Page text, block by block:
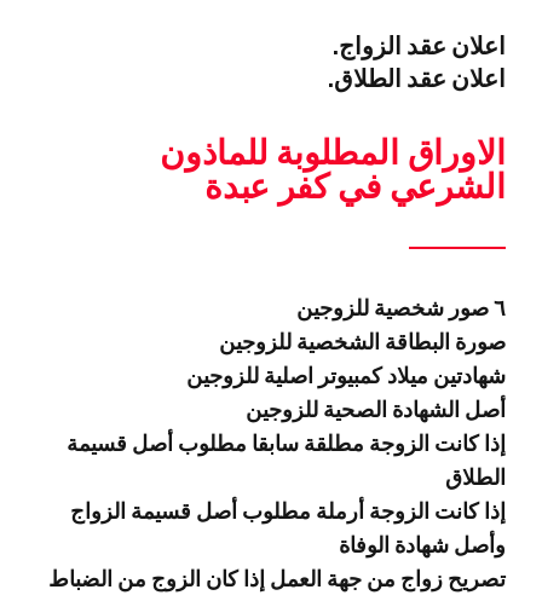
اعلان عقد الزواج.
اعلان عقد الطلاق.
الاوراق المطلوبة للماذون
الشرعي في كفر عبدة
٦ صور شخصية للزوجين
صورة البطاقة الشخصية للزوجين
شهادتين ميلاد كمبيوتر اصلية للزوجين
أصل الشهادة الصحية للزوجين
إذا كانت الزوجة مطلقة سابقا مطلوب أصل قسيمة
الطلاق
إذا كانت الزوجة أرملة مطلوب أصل قسيمة الزواج
وأصل شهادة الوفاة
تصريح زواج من جهة العمل إذا كان الزوج من الضباط